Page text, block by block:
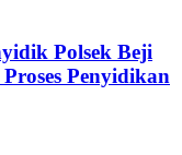
Polsek Beji
Penyidikan